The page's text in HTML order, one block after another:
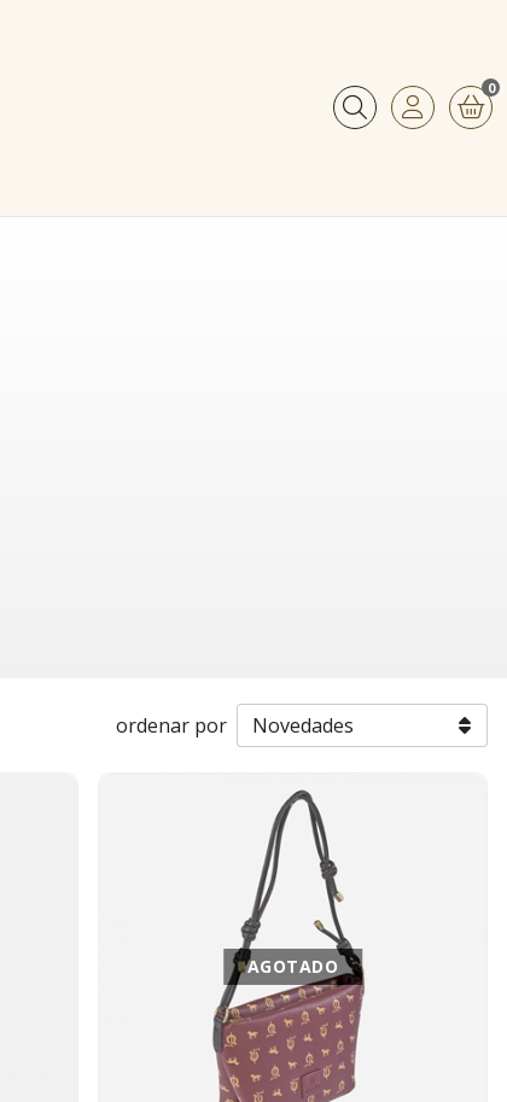
Buscar
0
ordenar por
AGOTADO